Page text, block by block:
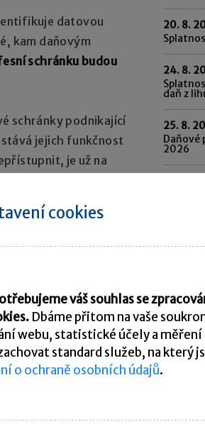
datovou
kam daňovým
schránku budou
schránky podnikající
jejich funkčnost
je už na
komunikaci
20. 8.
24. 8.
daň z
25. 8.
Daňové
2026
cookies
váš souhlas se
Dbáme přitom na vaše
webu, statistické účely a
standard služeb, na který
o ochraně osobních údajů.